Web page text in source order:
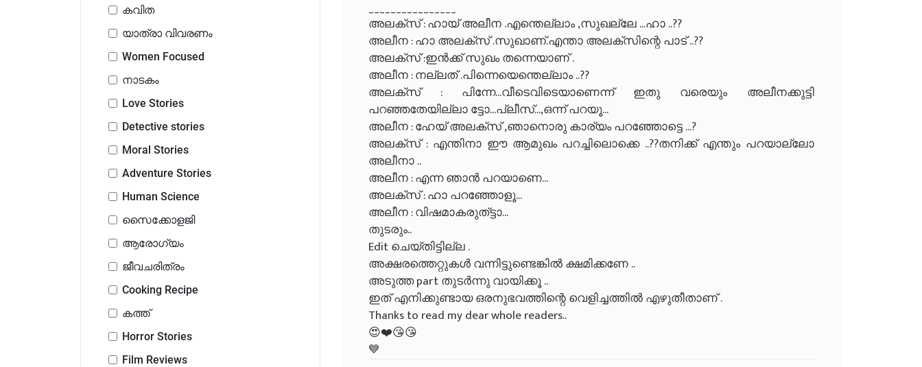
കവിത
യാത്രാ വിവരണം
Women Focused
നാടകം
Love Stories
Detective stories
Moral Stories
Adventure Stories
Human Science
സൈക്കോളജി
ആരോഗ്യം
ജീവചരിത്രം
Cooking Recipe
കത്ത്
Horror Stories
Film Reviews
അലക്സ്‌ : ഹായ് അലീന .എന്തെല്ലാം ,സുഖല്ലേ ...ഹാ ..??
അലീന : ഹാ അലക്സ് .സുഖാണ്.എന്താ അലക്സിന്റെ പാട് ..??
അലക്സ് :ഇൻക്ക് സുഖം തന്നെയാണ് .
അലീന : നല്ലത് .പിന്നെയെന്തെല്ലാം ..??
അലക്സ് : പിന്നേ...വീടെവിടെയാണെന്ന് ഇതു വരെയും അലീനക്കുട്ടി
പറഞ്ഞതേയില്ലാ ട്ടോ...പ്ലീസ്...,ഒന്ന് പറയൂ...
അലീന : ഹേയ് അലക്സ് ,ഞാനൊരു കാര്യം പറഞ്ഞോട്ടെ ...?
അലക്സ് : എന്തിനാ ഈ ആമുഖം പറച്ചിലൊക്കെ ..??തനിക്ക് എന്തും പറയാല്ലോ
അലീനാ ..
അലീന : എന്ന ഞാൻ പറയാണെ...
അലക്സ് : ഹാ പറഞ്ഞോളൂ...
അലീന : വിഷമാകരുത്ട്ടാ...
തുടരും..
Edit ചെയ്തിട്ടില്ല .
അക്ഷരത്തെറ്റുകൾ വന്നിട്ടുണ്ടെങ്കിൽ ക്ഷമിക്കണേ ..
അടുത്ത part തുടർന്നു വായിക്കൂ ..
ഇത് എനിക്കുണ്ടായ ഒരനുഭവത്തിന്റെ വെളിച്ചത്തിൽ എഴുതീതാണ് .
Thanks to read my dear whole readers..
😍❤️😘😘
💙